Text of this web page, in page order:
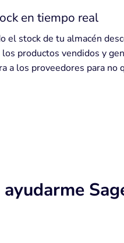
en tiempo real
el stock de tu almacén
productos vendidos y
a los proveedores para no